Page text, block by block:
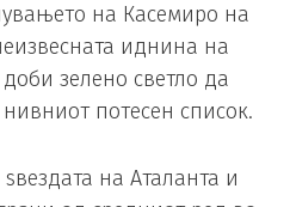
на Касемиро на
иднина на
зелено светло да
потесен список.
на Аталанта и